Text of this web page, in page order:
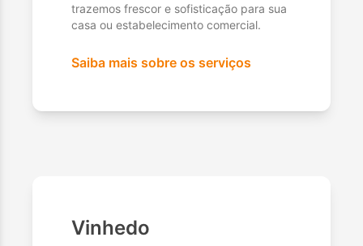
trazemos frescor e sofisticação para sua
casa ou estabelecimento comercial.
Saiba mais sobre os serviços
Vinhedo